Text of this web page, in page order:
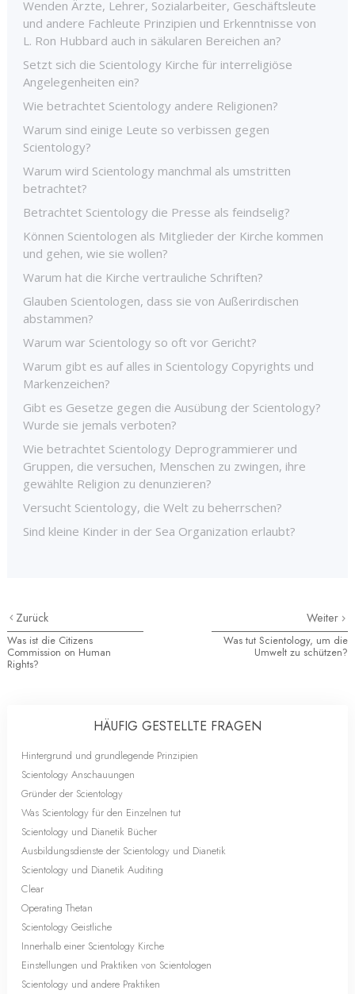
Wenden Ärzte, Lehrer, Sozialarbeiter, Geschäftsleute
und andere Fachleute Prinzipien und Erkenntnisse von
L. Ron Hubbard auch in säkularen Bereichen an?
Setzt sich die Scientology Kirche für interreligiöse
Angelegenheiten ein?
Wie betrachtet Scientology andere Religionen?
Warum sind einige Leute so verbissen gegen
Scientology?
Warum wird Scientology manchmal als umstritten
betrachtet?
Betrachtet Scientology die Presse als feindselig?
Können Scientologen als Mitglieder der Kirche kommen
und gehen, wie sie wollen?
Warum hat die Kirche vertrauliche Schriften?
Glauben Scientologen, dass sie von Außerirdischen
abstammen?
Warum war Scientology so oft vor Gericht?
Warum gibt es auf alles in Scientology Copyrights und
Markenzeichen?
Gibt es Gesetze gegen die Ausübung der Scientology?
Wurde sie jemals verboten?
Wie betrachtet Scientology Deprogrammierer und
Gruppen, die versuchen, Menschen zu zwingen, ihre
gewählte Religion zu denunzieren?
Versucht Scientology, die Welt zu beherrschen?
Sind kleine Kinder in der Sea Organization erlaubt?
Zurück
Was ist die Citizens
Commission on Human
Rights?
Weiter
Was tut Scientology, um die
Umwelt zu schützen?
HÄUFIG GESTELLTE FRAGEN
Hintergrund und grundlegende Prinzipien
Scientology Anschauungen
Gründer der Scientology
Was Scientology für den Einzelnen tut
Scientology und Dianetik Bücher
Ausbildungsdienste der Scientology und Dianetik
Scientology und Dianetik Auditing
Clear
Operating Thetan
Scientology Geistliche
Innerhalb einer Scientology Kirche
Einstellungen und Praktiken von Scientologen
Scientology und andere Praktiken